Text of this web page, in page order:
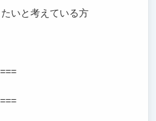
たいと考えている方